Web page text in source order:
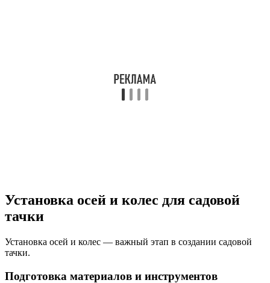
Установка осей и колес для садовой
тачки
Установка осей и колес — важный этап в создании садовой
тачки.
Подготовка материалов и инструментов